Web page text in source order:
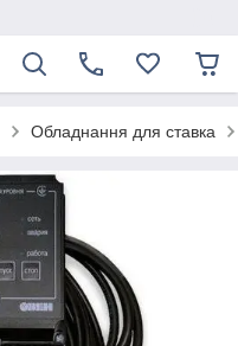
Обладнання для ставка